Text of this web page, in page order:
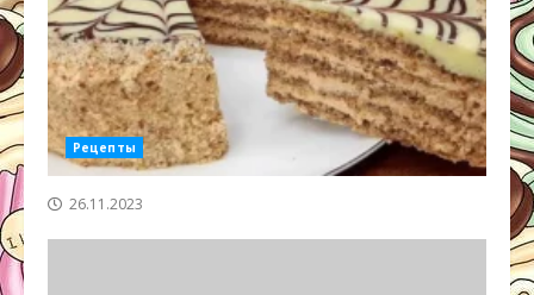
Рецепты
26.11.2023